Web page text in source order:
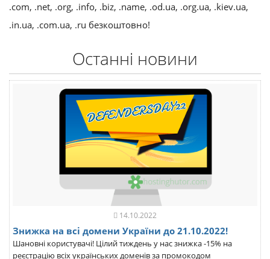
.com, .net, .org, .info, .biz, .name, .od.ua, .org.ua, .kiev.ua,
.in.ua, .com.ua, .ru безкоштовно!
Останні новини
14.10.2022
Знижка на всі домени України до 21.10.2022!
Шановні користувачі! Цілий тиждень у нас знижка -15% на
реєстрацію всіх українських доменів за промокодом